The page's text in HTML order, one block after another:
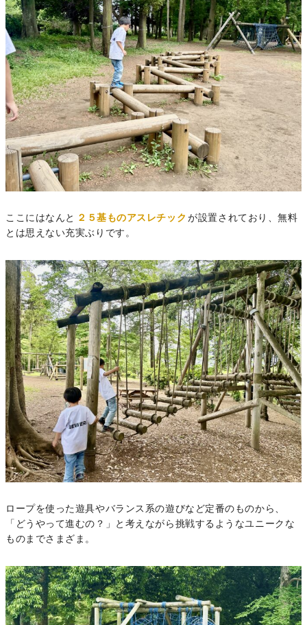
ここにはなんと ２５基ものアスレチック が設置されており、無料
とは思えない充実ぶりです。
ロープを使った遊具やバランス系の遊びなど定番のものから、
「どうやって進むの？」と考えながら挑戦するようなユニークな
ものまでさまざま。